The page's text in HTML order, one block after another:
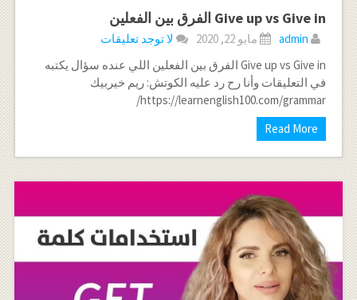
Give up vs Give in الفرق بين الفعلين
admin مايو 22, 2020
لا توجد تعليقات
Give up vs Give in الفرق بين الفعلين اللي عنده سؤال يكتبه
في التعليقات وأنا رح رد عليه الكوتش: ريم خيربيك
https://learnenglish100.com/grammar/
Read More